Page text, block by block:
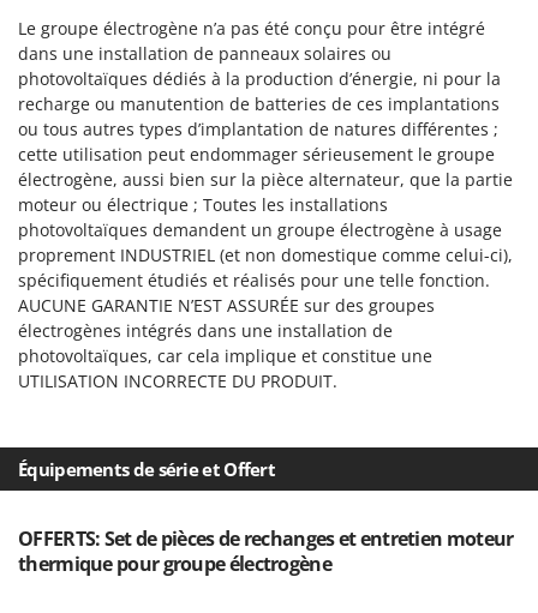
Sbaraglia
Schnitzer
Seven Italy
Shark
Silky
Simatech
Sirman
Skil
Smartwood
Smeg
Snapper
Spice Electronics
Spiralmac
Spyro
Le groupe électrogène n’a pas été conçu pour être intégré
dans une installation de panneaux solaires ou
photovoltaïques dédiés à la production d’énergie, ni pour la
recharge ou manutention de batteries de ces implantations
ou tous autres types d’implantation de natures différentes ;
cette utilisation peut endommager sérieusement le groupe
électrogène, aussi bien sur la pièce alternateur, que la partie
moteur ou électrique ; Toutes les installations
photovoltaïques demandent un groupe électrogène à usage
proprement INDUSTRIEL (et non domestique comme celui-ci),
spécifiquement étudiés et réalisés pour une telle fonction.
AUCUNE GARANTIE N’EST ASSURÉE sur des groupes
électrogènes intégrés dans une installation de
photovoltaïques, car cela implique et constitue une
UTILISATION INCORRECTE DU PRODUIT.
Équipements de série et Offert
OFFERTS: Set de pièces de rechanges et entretien moteur
thermique pour groupe électrogène